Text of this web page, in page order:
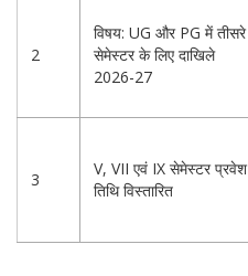
2
विषय: UG और PG में तीसरे
सेमेस्टर के लिए दाखिले
2026-27
3
V, VII एवं IX सेमेस्टर प्रवेश
तिथि विस्तारित